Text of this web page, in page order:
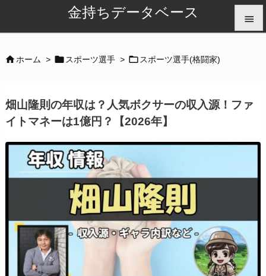
金持ちデータベース 


ホーム >  スポーツ選手 >  スポーツ選手(格闘家)
畑山隆則の年収は？人気ボクサーの収入源！ファ
イトマネーは1億円？【2026年】